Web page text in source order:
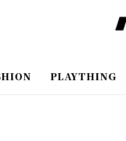
PLAYTHING